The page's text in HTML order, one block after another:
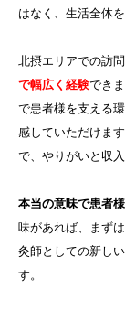
はなく、生活全体
北摂エリアでの訪問
で幅広く経験でき
で患者様を支える
感していただけま
で、やりがいと収
本当の意味で患者
味があれば、まず
灸師としての新し
す。